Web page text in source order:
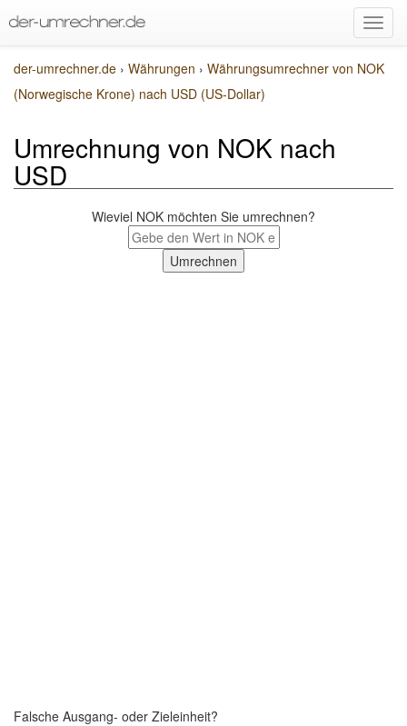
der-umrechner.de › Währungen › Währungsumrechner von NOK
(Norwegische Krone) nach USD (US-Dollar)
Umrechnung von NOK nach
USD
Wieviel NOK möchten Sie umrechnen?
Falsche Ausgang- oder Zieleinheit?